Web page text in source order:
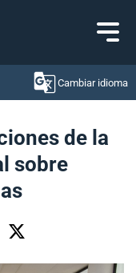
Cambiar idioma
de la
sobre